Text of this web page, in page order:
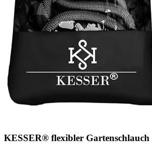
KESSER® flexibler Gartenschlauch